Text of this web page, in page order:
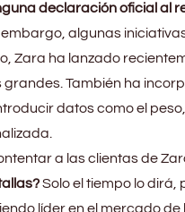
declaración oficial al
embargo, algunas
Zara ha lanzado
También ha
datos como el
a las clientas de
Solo el tiempo lo dirá,
líder en el mercado de